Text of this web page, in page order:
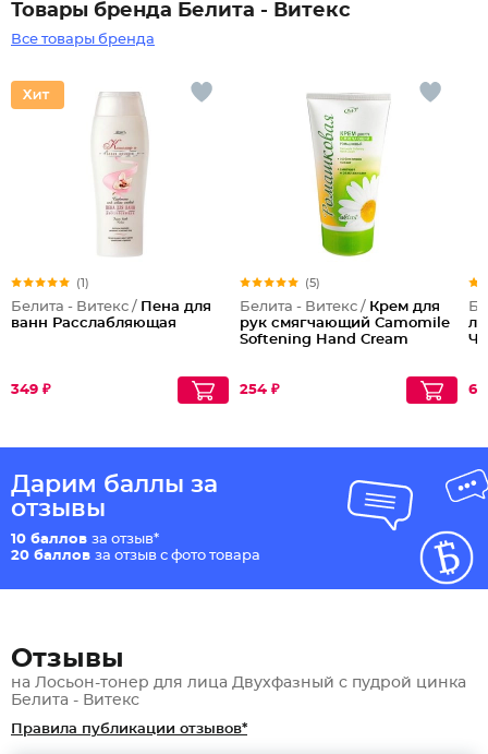
Товары бренда Белита - Витекс
Все товары бренда
(1)
Белита - Витекс / Пена для
ванн Расслабляющая
349 ₽
(5)
Белита - Витекс / Крем для
рук смягчающий Camomile
Softening Hand Cream
254 ₽
Дарим баллы за
отзывы
10 баллов за отзыв*
20 баллов за отзыв с фото товара
Отзывы
на Лосьон-тонер для лица Двухфазный с пудрой цинка
Белита - Витекс
Правила публикации отзывов*